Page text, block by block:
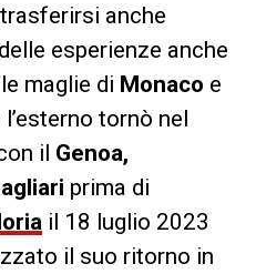
anche
esperienze anche
maglie di Monaco e
tornò nel
il Genoa,
prima di
il 18 luglio 2023
il suo ritorno in